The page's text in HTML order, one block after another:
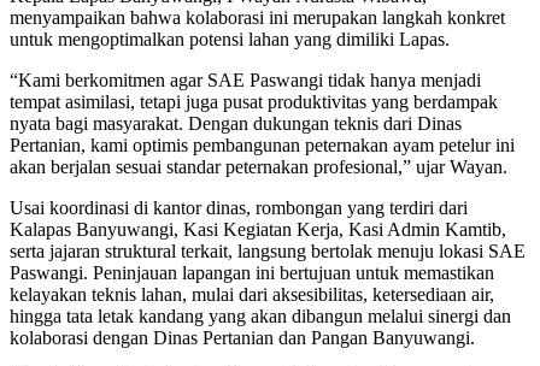
menyampaikan bahwa kolaborasi ini merupakan langkah konkret
untuk mengoptimalkan potensi lahan yang dimiliki Lapas.
“Kami berkomitmen agar SAE Paswangi tidak hanya menjadi
tempat asimilasi, tetapi juga pusat produktivitas yang berdampak
nyata bagi masyarakat. Dengan dukungan teknis dari Dinas
Pertanian, kami optimis pembangunan peternakan ayam petelur ini
akan berjalan sesuai standar peternakan profesional,” ujar Wayan.
Usai koordinasi di kantor dinas, rombongan yang terdiri dari
Kalapas Banyuwangi, Kasi Kegiatan Kerja, Kasi Admin Kamtib,
serta jajaran struktural terkait, langsung bertolak menuju lokasi SAE
Paswangi. Peninjauan lapangan ini bertujuan untuk memastikan
kelayakan teknis lahan, mulai dari aksesibilitas, ketersediaan air,
hingga tata letak kandang yang akan dibangun melalui sinergi dan
kolaborasi dengan Dinas Pertanian dan Pangan Banyuwangi.